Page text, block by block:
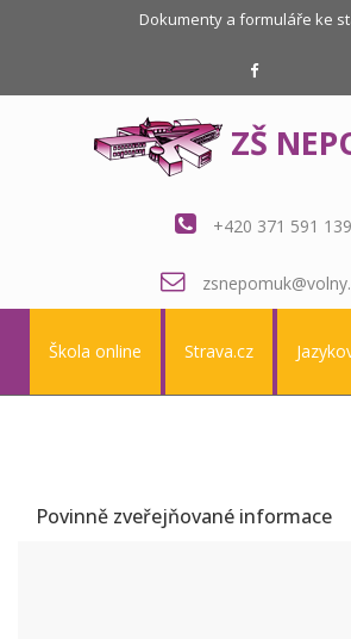
Dokumenty a formuláře ke
ZŠ
+420 371 591 139
Škola online Strava.cz
Povinně zveřejňované informace